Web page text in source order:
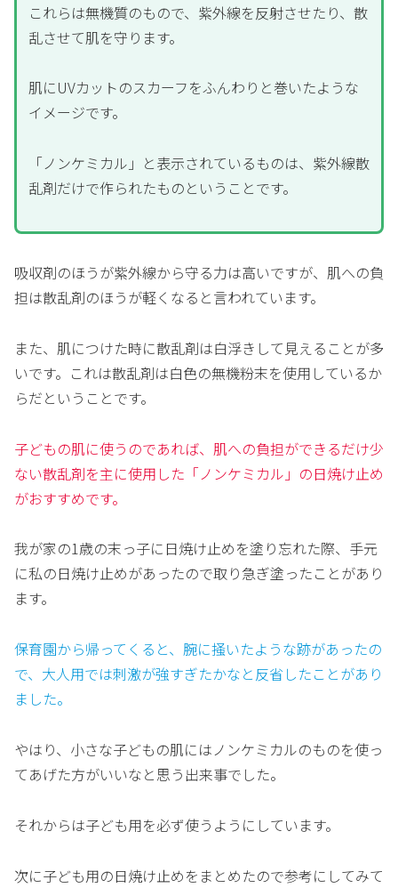
これらは無機質のもので、紫外線を反射させたり、散
乱させて肌を守ります。
肌にUVカットのスカーフをふんわりと巻いたような
イメージです。
「ノンケミカル」と表示されているものは、紫外線散
乱剤だけで作られたものということです。
吸収剤のほうが紫外線から守る力は高いですが、肌への負
担は散乱剤のほうが軽くなると言われています。
また、肌につけた時に散乱剤は白浮きして見えることが多
いです。これは散乱剤は白色の無機粉末を使用しているか
らだということです。
子どもの肌に使うのであれば、肌への負担ができるだけ少
ない散乱剤を主に使用した「ノンケミカル」の日焼け止め
がおすすめです。
我が家の1歳の末っ子に日焼け止めを塗り忘れた際、手元
に私の日焼け止めがあったので取り急ぎ塗ったことがあり
ます。
保育園から帰ってくると、腕に掻いたような跡があったの
で、大人用では刺激が強すぎたかなと反省したことがあり
ました。
やはり、小さな子どもの肌にはノンケミカルのものを使っ
てあげた方がいいなと思う出来事でした。
それからは子ども用を必ず使うようにしています。
次に子ども用の日焼け止めをまとめたので参考にしてみて